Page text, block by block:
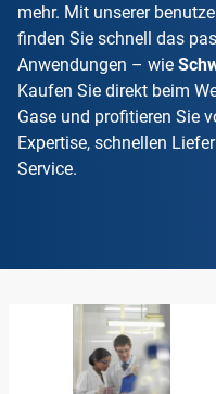
mehr. Mit unserer
finden Sie schnell das
Anwendungen – wie
Kaufen Sie direkt beim
Gase und profitieren Sie
Expertise, schnellen
Service.